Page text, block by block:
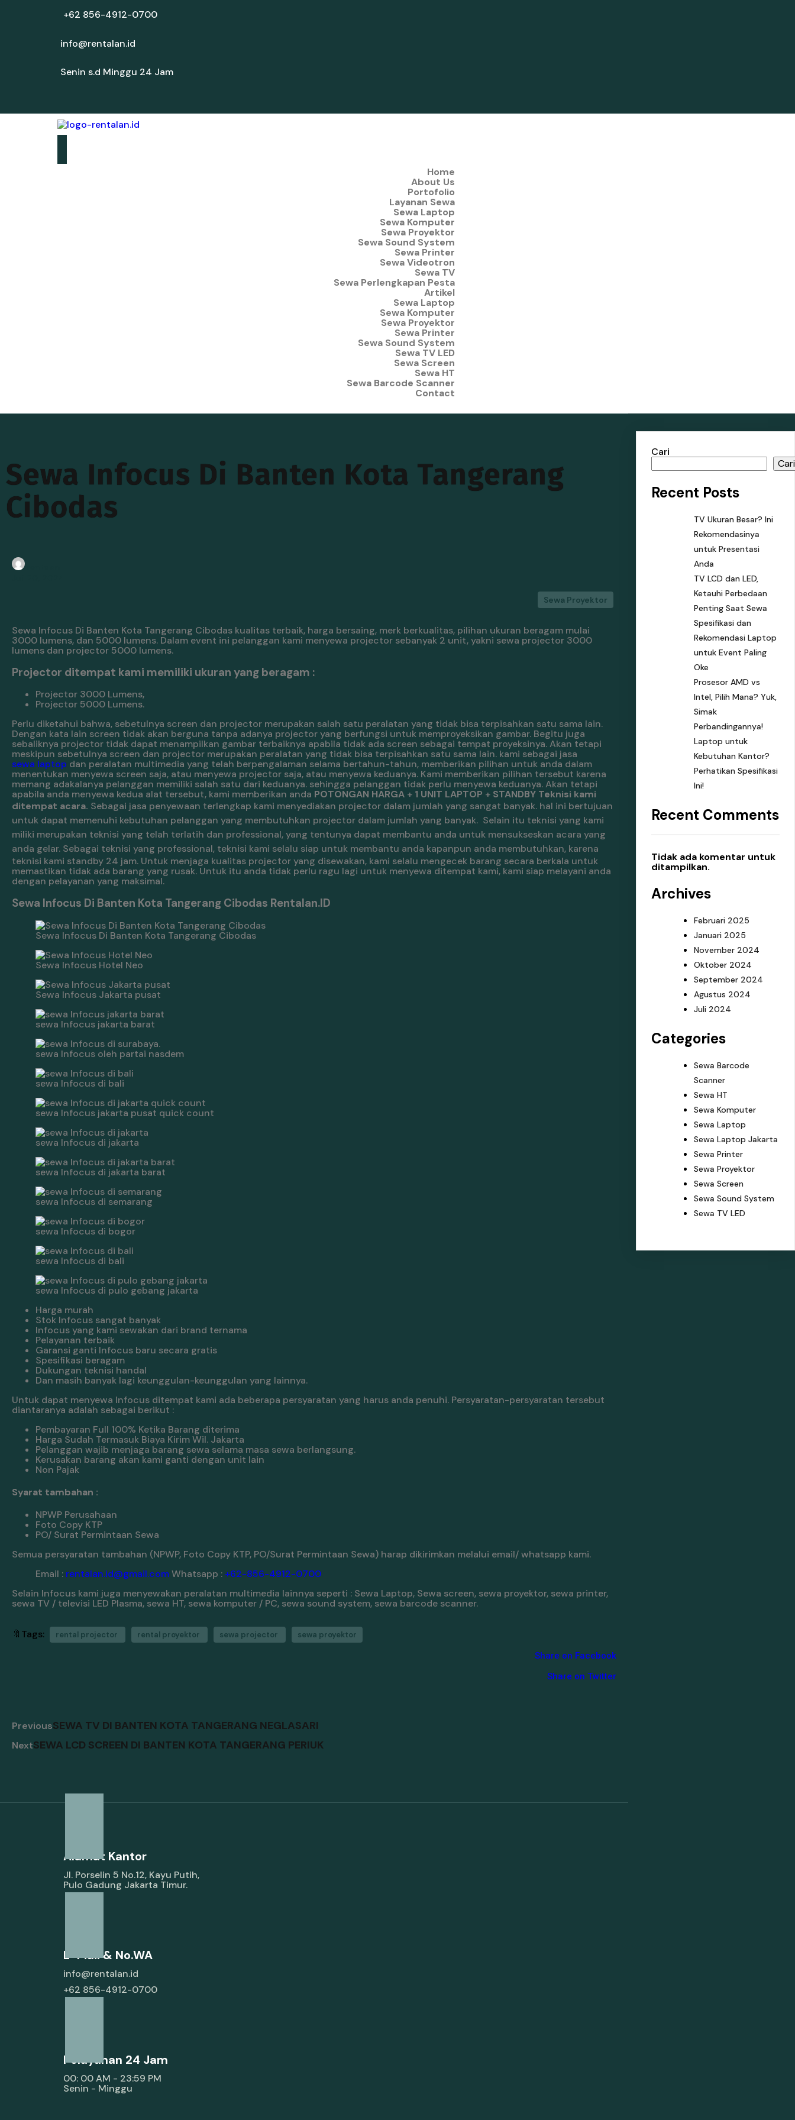
+62 856-4912-0700
info@rentalan.id
Senin s.d Minggu 24 Jam
Home
About Us
Portofolio
Layanan Sewa
Sewa Laptop
Sewa Komputer
Sewa Proyektor
Sewa Sound System
Sewa Printer
Sewa Videotron
Sewa TV
Sewa Perlengkapan Pesta
Artikel
Sewa Laptop
Sewa Komputer
Sewa Proyektor
Sewa Printer
Sewa Sound System
Sewa TV LED
Sewa Screen
Sewa HT
Sewa Barcode Scanner
Contact
Sewa Infocus Di Banten Kota Tangerang
Cibodas
Sewa Proyektor
Sewa Infocus Di Banten Kota Tangerang Cibodas kualitas terbaik, harga bersaing, merk berkualitas, pilihan ukuran beragam mulai
3000 lumens, dan 5000 lumens. Dalam event ini pelanggan kami menyewa projector sebanyak 2 unit, yakni sewa projector 3000
lumens dan projector 5000 lumens.
Projector ditempat kami memiliki ukuran yang beragam :
Projector 3000 Lumens,
Projector 5000 Lumens.
Perlu diketahui bahwa, sebetulnya screen dan projector merupakan salah satu peralatan yang tidak bisa terpisahkan satu sama lain.
Dengan kata lain screen tidak akan berguna tanpa adanya projector yang berfungsi untuk memproyeksikan gambar. Begitu juga
sebaliknya projector tidak dapat menampilkan gambar terbaiknya apabila tidak ada screen sebagai tempat proyeksinya. Akan tetapi
meskipun sebetulnya screen dan projector merupakan peralatan yang tidak bisa terpisahkan satu sama lain. kami sebagai jasa
sewa laptop dan peralatan multimedia yang telah berpengalaman selama bertahun-tahun, memberikan pilihan untuk anda dalam
menentukan menyewa screen saja, atau menyewa projector saja, atau menyewa keduanya. Kami memberikan pilihan tersebut karena
memang adakalanya pelanggan memiliki salah satu dari keduanya. sehingga pelanggan tidak perlu menyewa keduanya. Akan tetapi
apabila anda menyewa kedua alat tersebut, kami memberikan anda POTONGAN HARGA + 1 UNIT LAPTOP + STANDBY Teknisi kami
ditempat acara. Sebagai jasa penyewaan terlengkap kami menyediakan projector dalam jumlah yang sangat banyak. hal ini bertujuan
untuk dapat memenuhi kebutuhan pelanggan yang membutuhkan projector dalam jumlah yang banyak. Selain itu teknisi yang kami
miliki merupakan teknisi yang telah terlatih dan professional, yang tentunya dapat membantu anda untuk mensukseskan acara yang
anda gelar. Sebagai teknisi yang professional, teknisi kami selalu siap untuk membantu anda kapanpun anda membutuhkan, karena
teknisi kami standby 24 jam. Untuk menjaga kualitas projector yang disewakan, kami selalu mengecek barang secara berkala untuk
memastikan tidak ada barang yang rusak. Untuk itu anda tidak perlu ragu lagi untuk menyewa ditempat kami, kami siap melayani anda
dengan pelayanan yang maksimal.
Sewa Infocus Di Banten Kota Tangerang Cibodas Rentalan.ID
Sewa Infocus Di Banten Kota Tangerang Cibodas
Sewa Infocus Hotel Neo
Sewa Infocus Jakarta pusat
sewa Infocus jakarta barat
sewa Infocus oleh partai nasdem
sewa Infocus di bali
sewa Infocus jakarta pusat quick count
sewa Infocus di jakarta
sewa Infocus di jakarta barat
sewa Infocus di semarang
sewa Infocus di bogor
sewa Infocus di bali
sewa Infocus di pulo gebang jakarta
Harga murah
Stok Infocus sangat banyak
Infocus yang kami sewakan dari brand ternama
Pelayanan terbaik
Garansi ganti Infocus baru secara gratis
Spesifikasi beragam
Dukungan teknisi handal
Dan masih banyak lagi keunggulan-keunggulan yang lainnya.
Untuk dapat menyewa Infocus ditempat kami ada beberapa persyaratan yang harus anda penuhi. Persyaratan-persyaratan tersebut
diantaranya adalah sebagai berikut :
Pembayaran Full 100% Ketika Barang diterima
Harga Sudah Termasuk Biaya Kirim Wil. Jakarta
Pelanggan wajib menjaga barang sewa selama masa sewa berlangsung.
Kerusakan barang akan kami ganti dengan unit lain
Non Pajak
Syarat tambahan :
NPWP Perusahaan
Foto Copy KTP
PO/ Surat Permintaan Sewa
Semua persyaratan tambahan (NPWP, Foto Copy KTP, PO/Surat Permintaan Sewa) harap dikirimkan melalui email/ whatsapp kami.
Email : rentalan.id@gmail.comWhatsapp : +62-856-4912-0700
Selain Infocus kami juga menyewakan peralatan multimedia lainnya seperti : Sewa Laptop, Sewa screen, sewa proyektor, sewa printer,
sewa TV / televisi LED Plasma, sewa HT, sewa komputer / PC, sewa sound system, sewa barcode scanner.
🔖Tags: rental projector rental proyektor sewa projector sewa proyektor
Share on Facebook
Share on Twitter
PreviousSEWA TV DI BANTEN KOTA TANGERANG NEGLASARI
NextSEWA LCD SCREEN DI BANTEN KOTA TANGERANG PERIUK
Cari
Cari
Recent Posts
TV Ukuran Besar? Ini
Rekomendasinya
untuk Presentasi
Anda
TV LCD dan LED,
Ketauhi Perbedaan
Penting Saat Sewa
Spesifikasi dan
Rekomendasi Laptop
untuk Event Paling
Oke
Prosesor AMD vs
Intel, Pilih Mana? Yuk,
Simak
Perbandingannya!
Laptop untuk
Kebutuhan Kantor?
Perhatikan Spesifikasi
Ini!
Recent Comments
Tidak ada komentar untuk
ditampilkan.
Archives
Februari 2025
Januari 2025
November 2024
Oktober 2024
September 2024
Agustus 2024
Juli 2024
Categories
Sewa Barcode
Scanner
Sewa HT
Sewa Komputer
Sewa Laptop
Sewa Laptop Jakarta
Sewa Printer
Sewa Proyektor
Sewa Screen
Sewa Sound System
Sewa TV LED
Alamat Kantor
Jl. Porselin 5 No.12, Kayu Putih,
Pulo Gadung Jakarta Timur.
E-Mail & No.WA
info@rentalan.id
+62 856-4912-0700
Pelayanan 24 Jam
00: 00 AM - 23:59 PM
Senin - Minggu